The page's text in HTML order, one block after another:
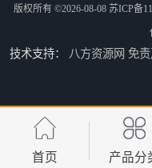
版权所有 ©2026-08-08 苏ICP备
技术支持： 八方资源网 免
首页 产品分